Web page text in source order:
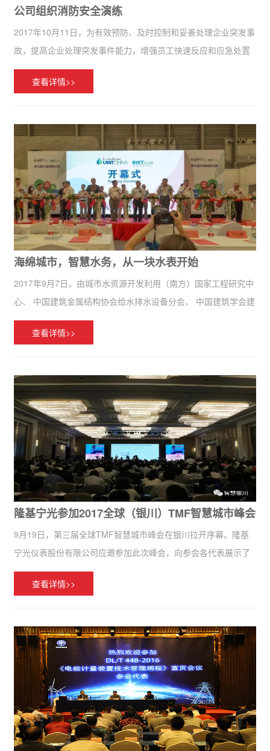
公司组织消防安全演练
2017年10月11日，为有效预防、及时控制和妥善处理企业突发事
故，提高企业处理突发事件能力，增强员工快速反应和应急处置
能力，建立健全应急机制，确保企业员工、企业客户、社会群众
生命财产安全，维护企业经营生产稳定，增强企业员工的...
查看详情>>
海绵城市，智慧水务，从一块水表开始
2017年9月7日，由城市水资源开发利用（南方）国家工程研究中
心、 中国建筑金属结构协会给水排水设备分会、 中国建筑学会建
筑给水排水研究分会、 中国塑料工业协会塑料管道专业委员会 以
及中国生态环境科研产业联盟联合举办的 “2017第七届上...
查看详情>>
隆基宁光参加2017全球（银川）TMF智慧城市峰会
9月19日，第三届全球TMF智慧城市峰会在银川拉开序幕。隆基
宁光仪表股份有限公司应邀参加此次峰会，向参会各代表展示了
公司最新的物联网智能仪表产品，积极助力智慧城市建设。 本届
峰会主要围绕“智慧治理、智慧生活...
查看详情>>